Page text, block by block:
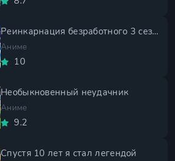
Реинкарнация безработного 3 сезон
Аниме
10
Необыкновенный неудачник
Аниме
9.2
Спустя 10 лет я стал легендой